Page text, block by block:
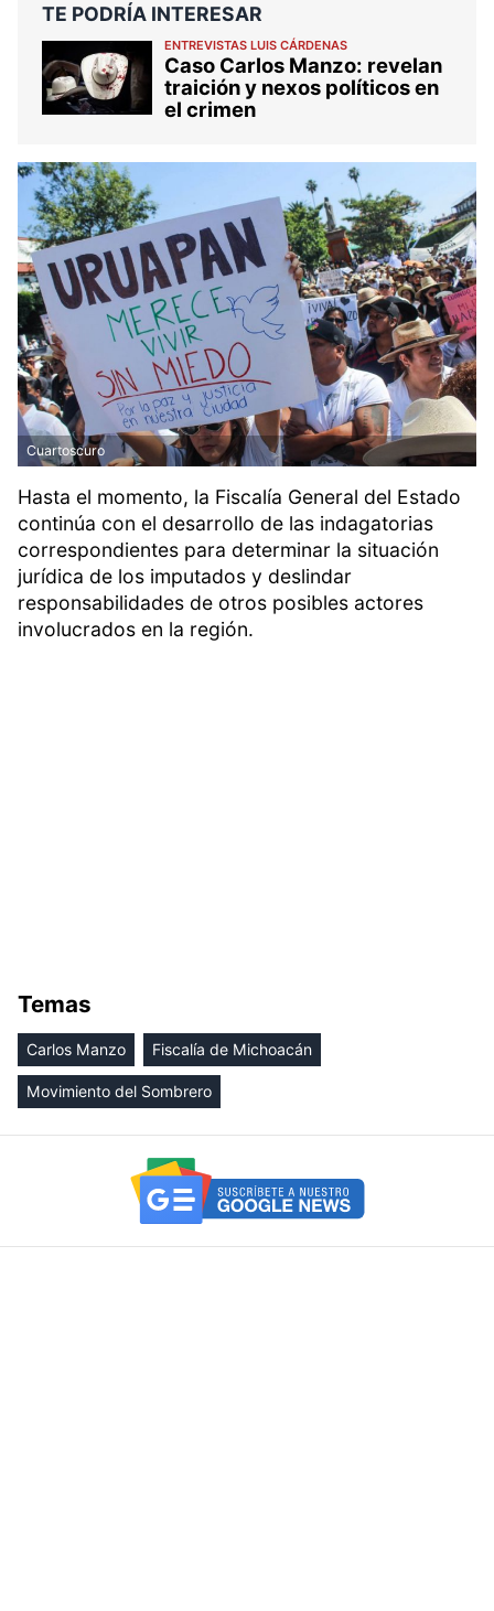
TE PODRÍA INTERESAR
ENTREVISTAS LUIS CÁRDENAS
Caso Carlos Manzo: revelan
traición y nexos políticos en
el crimen
Cuartoscuro
Hasta el momento, la Fiscalía General del Estado
continúa con el desarrollo de las indagatorias
correspondientes para determinar la situación
jurídica de los imputados y deslindar
responsabilidades de otros posibles actores
involucrados en la región.
Temas
Carlos Manzo Fiscalía de Michoacán
Movimiento del Sombrero